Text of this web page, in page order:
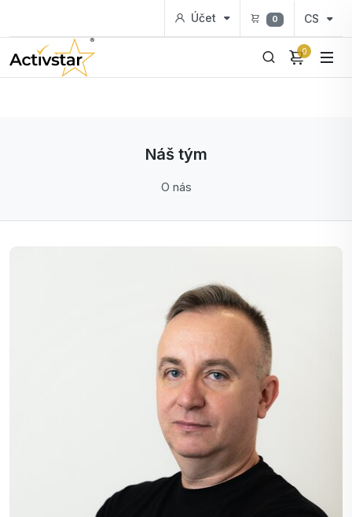
Účet 0 CS
0
Náš tým
O nás